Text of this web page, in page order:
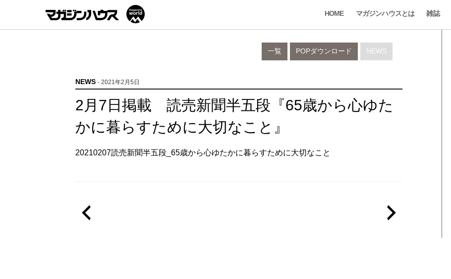
HOME マガジンハウスとは 雑誌
NEWS
POPダウンロード
一覧
NEWS - 2021年2月5日
2月7日掲載 読売新聞半五段『65歳から心ゆた
かに暮らすために大切なこと』
20210207読売新聞半五段_65歳から心ゆたかに暮らすために大切なこと